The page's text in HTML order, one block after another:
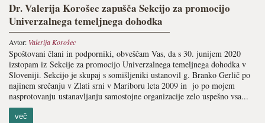
Dr. Valerija Korošec zapušča Sekcijo za promocijo
Univerzalnega temeljnega dohodka
Avtor: Valerija Korošec
Spoštovani člani in podporniki, obveščam Vas, da s 30. junijem 2020
izstopam iz Sekcije za promocijo Univerzalnega temeljnega dohodka v
Sloveniji. Sekcijo je skupaj s somišljeniki ustanovil g. Branko Gerlič po
najinem srečanju v Zlati srni v Mariboru leta 2009 in jo po mojem
nasprotovanju ustanavljanju samostojne organizacije zelo uspešno vsa...
več